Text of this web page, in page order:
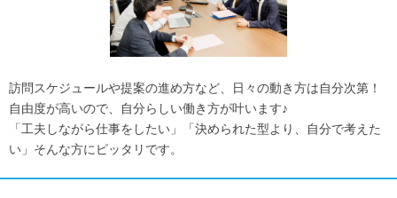
訪問スケジュールや提案の進め方など、日々の動き方は自分次第！
自由度が高いので、自分らしい働き方が叶います♪
「工夫しながら仕事をしたい」「決められた型より、自分で考えた
い」そんな方にピッタリです。